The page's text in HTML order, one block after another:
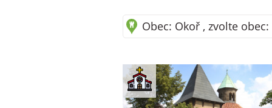
Obec: Okoř , zvolte obec: